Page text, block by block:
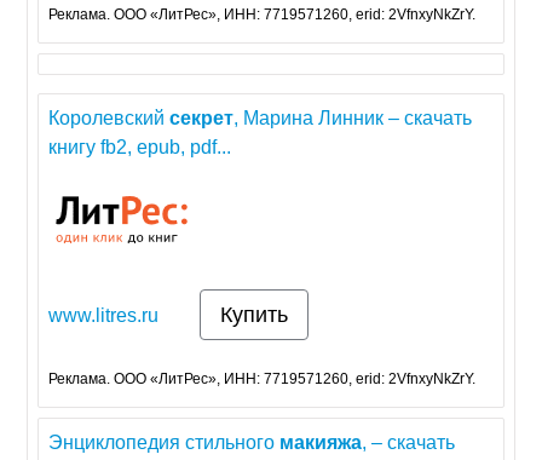
Реклама. ООО «ЛитРес», ИНН: 7719571260, erid: 2VfnxyNkZrY.
Королевскийсекрет, Марина Линник – скачать
книгу fb2, epub, pdf...
www.litres.ru Купить
Реклама. ООО «ЛитРес», ИНН: 7719571260, erid: 2VfnxyNkZrY.
Энциклопедия стильного макияжа, – скачать